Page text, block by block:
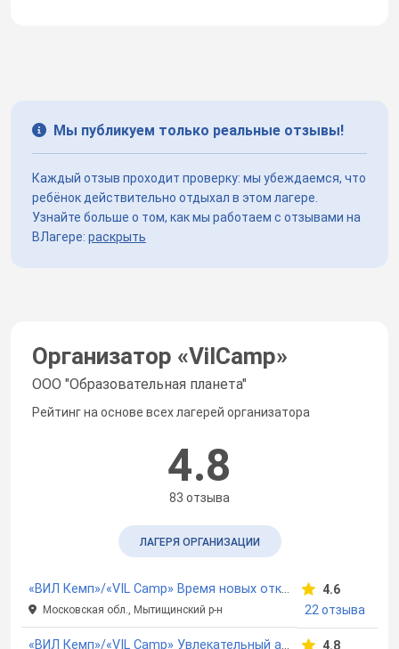
Мы публикуем только реальные отзывы!
Каждый отзыв проходит проверку: мы убеждаемся, что
ребёнок действительно отдыхал в этом лагере.
Узнайте больше о том, как мы работаем с отзывами на
ВЛагере: раскрыть
Организатор «VilCamp»
ООО "Образовательная планета"
Рейтинг на основе всех лагерей организатора
4.8
83 отзыва
ЛАГЕРЯ ОРГАНИЗАЦИИ
«ВИЛ Кемп»/«VIL Camp» Время новых открытий
Московская обл., Мытищинский р-н
4.6
22 отзыва
«ВИЛ Кемп»/«VIL Camp» Увлекательный английский
4.8